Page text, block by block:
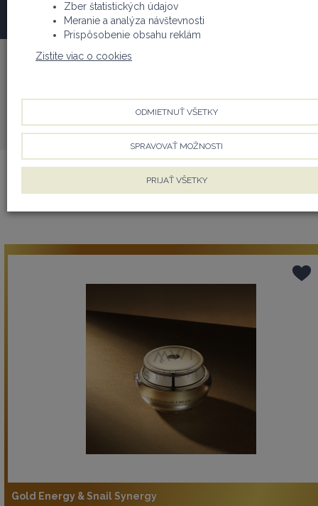
produkty
Značky
Najviac obľúbené
Produkty Starostlivosť o pleť
Gold Energy & Snail Synergy
Zber štatistických údajov
Meranie a analýza návštevnosti
Prispôsobenie obsahu reklám
Zistite viac o cookies
ODMIETNUŤ VŠETKY
SPRAVOVAŤ MOŽNOSTI
PRIJAŤ VŠETKY